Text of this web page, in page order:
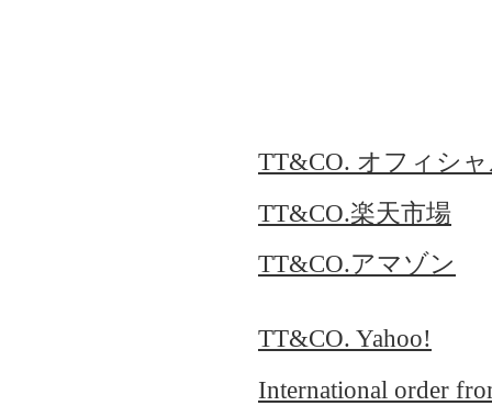
TT&CO. オフィシ
TT&CO.楽天市場
TT&CO.アマゾン
TT&CO. Yahoo!
International order